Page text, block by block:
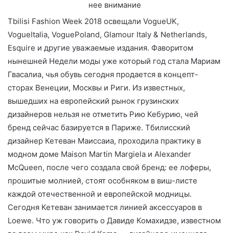
Tbilisi Fashion Week 2018 освещали VogueUK,
VogueItalia, VoguePoland, Glamour Italy & Netherlands,
Esquire и другие уважаемые издания. Фаворитом
нынешней Недели моды уже который год стала Мариам
Гвасалиа, чья обувь сегодня продается в концепт-
сторах Венеции, Москвы и Риги. Из известных,
вышедших на европейский рынок грузинских
дизайнеров нельзя не отметить Рию Кебурию, чей
бренд сейчас базируется в Париже. Тбилисский
дизайнер Кетеван Маиссаиа, проходила практику в
модном доме Maison Martin Margiela и Alexander
McQueen, после чего создала свой бренд: ее лоферы,
прошитые молнией, стоят особняком в виш-листе
каждой отечественной и европейской модницы.
Сегодня Кетеван занимается линией аксессуаров в
Loewe. Что уж говорить о Давиде Комахидзе, известном